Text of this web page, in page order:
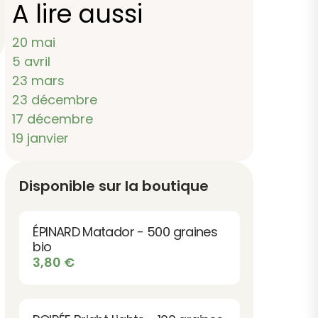
A lire aussi
20 mai
5 avril
23 mars
23 décembre
17 décembre
19 janvier
Disponible sur la boutique
ÉPINARD Matador - 500 graines
bio
3,80 €